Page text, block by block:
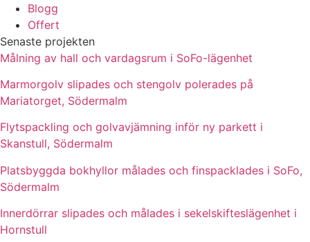
Blogg
Offert
Senaste projekten
Målning av hall och vardagsrum i SoFo-lägenhet
Marmorgolv slipades och stengolv polerades på
Mariatorget, Södermalm
Flytspackling och golvavjämning inför ny parkett i
Skanstull, Södermalm
Platsbyggda bokhyllor målades och finspacklades i SoFo,
Södermalm
Innerdörrar slipades och målades i sekelskifteslägenhet i
Hornstull